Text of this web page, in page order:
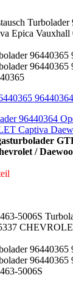
96440364
Captiva
/